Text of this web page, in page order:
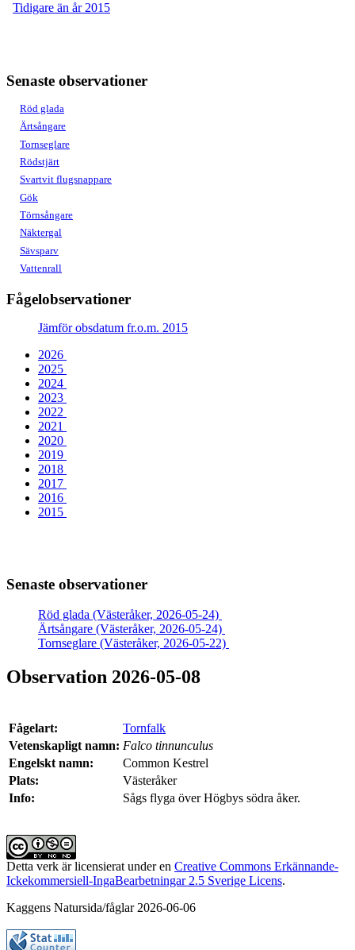
Tidigare än år 2015
Senaste observationer
Röd glada
Ärtsångare
Tornseglare
Rödstjärt
Svartvit flugsnappare
Gök
Törnsångare
Näktergal
Sävsparv
Vattenrall
Fågelobservationer
Jämför obsdatum fr.o.m. 2015
2026
2025
2024
2023
2022
2021
2020
2019
2018
2017
2016
2015
Senaste observationer
Röd glada (Västeråker, 2026-05-24)
Ärtsångare (Västeråker, 2026-05-24)
Tornseglare (Västeråker, 2026-05-22)
Observation 2026-05-08
Fågelart:
Tornfalk
Vetenskapligt namn: Falco tinnunculus
Engelskt namn:
Common Kestrel
Plats:
Västeråker
Info:
Sågs flyga över Högbys södra åker.
Detta verk är licensierat under en Creative Commons Erkännande-
Ickekommersiell-IngaBearbetningar 2.5 Sverige Licens.
Kaggens Natursida/fåglar 2026-06-06